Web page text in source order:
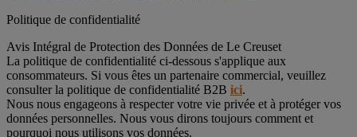
Politique de confidentialité
Avis Intégral de Protection des Données de Le Creuset
La politique de confidentialité ci-dessous s'applique aux
consommateurs. Si vous êtes un partenaire commercial, veuillez
consulter la politique de confidentialité B2B ici.
Nous nous engageons à respecter votre vie privée et à protéger vos
données personnelles. Nous vous dirons toujours comment et
pourquoi nous utilisons vos données.